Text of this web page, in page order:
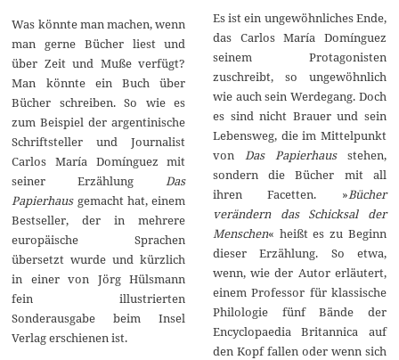
Was könnte man machen, wenn
man gerne Bücher liest und
über Zeit und Muße verfügt?
Man könnte ein Buch über
Bücher schreiben. So wie es
zum Beispiel der argentinische
Schriftsteller und Journalist
Carlos María Domínguez mit
seiner ErzählungDas
Papierhausgemacht hat, einem
Bestseller, der in mehrere
europäische Sprachen
übersetzt wurde und kürzlich
in einer von Jörg Hülsmann
fein illustrierten
Sonderausgabe beim Insel
Verlag erschienen ist.
Es ist ein ungewöhnliches Ende,
das Carlos María Domínguez
seinem Protagonisten
zuschreibt, so ungewöhnlich
wie auch sein Werdegang. Doch
es sind nicht Brauer und sein
Lebensweg, die im Mittelpunkt
von
Das Papierhausstehen,
sondern die Bücher mit all
ihren Facetten. »Bücher
verändern das Schicksal der
Menschen« heißt es zu Beginn
dieser Erzählung. So etwa,
wenn, wie der Autor erläutert,
einem Professor für klassische
Philologie fünf Bände der
Encyclopaedia Britannica auf
den Kopf fallen oder wenn sich